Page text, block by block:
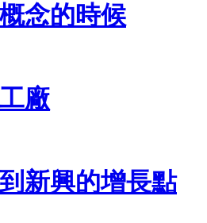
念的時候
廠
新興的增長點